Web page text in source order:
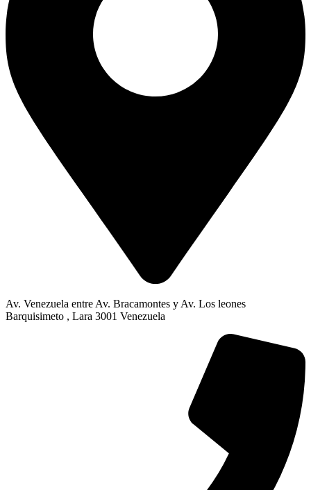
Av. Venezuela entre Av. Bracamontes y Av. Los leones
Barquisimeto , Lara 3001 Venezuela